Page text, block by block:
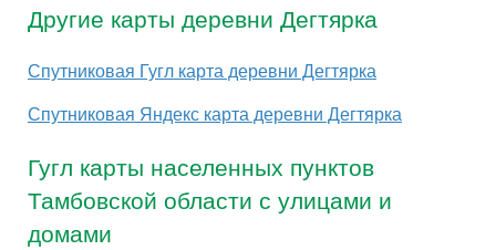
Другие карты деревни Дегтярка
Спутниковая Гугл карта деревни Дегтярка
Спутниковая Яндекс карта деревни Дегтярка
Гугл карты населенных пунктов
Тамбовской области с улицами и
домами